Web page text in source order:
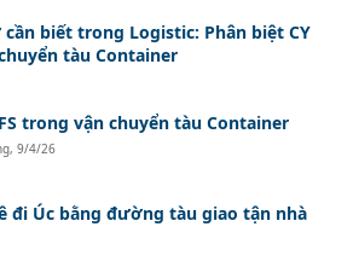
biết trong Logistic: Phân biệt CY
tàu Container
trong vận chuyển tàu Container
,9/4/26
đi Úc bằng đường tàu giao tận nhà